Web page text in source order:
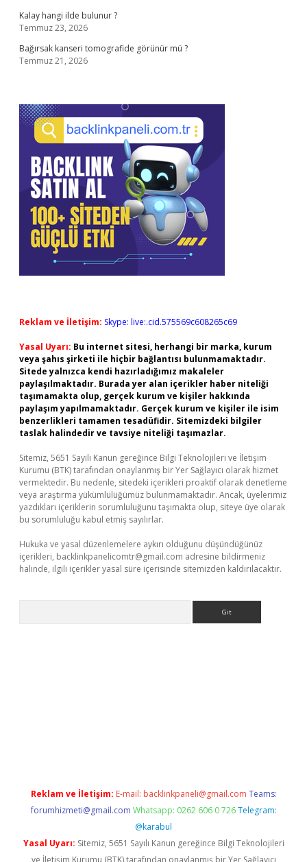
Kalay hangi ilde bulunur ?
Temmuz 23, 2026
Bağırsak kanseri tomografide görünür mü ?
Temmuz 21, 2026
Reklam ve İletişim: Skype: live:.cid.575569c608265c69
Yasal Uyarı: Bu internet sitesi, herhangi bir marka, kurum
veya şahıs şirketi ile hiçbir bağlantısı bulunmamaktadır.
Sitede yalnızca kendi hazırladığımız makaleler
paylaşılmaktadır. Burada yer alan içerikler haber niteliği
taşımamakta olup, gerçek kurum ve kişiler hakkında
paylaşım yapılmamaktadır. Gerçek kurum ve kişiler ile isim
benzerlikleri tamamen tesadüfidir. Sitemizdeki bilgiler
taslak halindedir ve tavsiye niteliği taşımazlar.
Sitemiz, 5651 Sayılı Kanun gereğince Bilgi Teknolojileri ve İletişim
Kurumu (BTK) tarafından onaylanmış bir Yer Sağlayıcı olarak hizmet
vermektedir. Bu nedenle, sitedeki içerikleri proaktif olarak denetleme
veya araştırma yükümlülüğümüz bulunmamaktadır. Ancak, üyelerimiz
yazdıkları içeriklerin sorumluluğunu taşımakta olup, siteye üye olarak
bu sorumluluğu kabul etmiş sayılırlar.
Hukuka ve yasal düzenlemelere aykırı olduğunu düşündüğünüz
içerikleri, backlinkpanelicomtr@gmail.com adresine bildirmeniz
halinde, ilgili içerikler yasal süre içerisinde sitemizden kaldırılacaktır.
Reklam ve İletişim: E-mail: backlinkpaneli@gmail.com Teams:
forumhizmeti@gmail.com Whatsapp: 0262 606 0 726 Telegram:
@karabul
Yasal Uyarı: Sitemiz, 5651 Sayılı Kanun gereğince Bilgi Teknolojileri
ve İletişim Kurumu (BTK) tarafından onaylanmış bir Yer Sağlayıcı